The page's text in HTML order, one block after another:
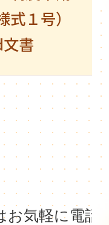
式１号）
書
気軽に電話